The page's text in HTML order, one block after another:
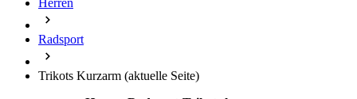
Trikots Kurzarm
Alle unsere Kurzarmtrikots für Herren bestehen aus hochwertigen,